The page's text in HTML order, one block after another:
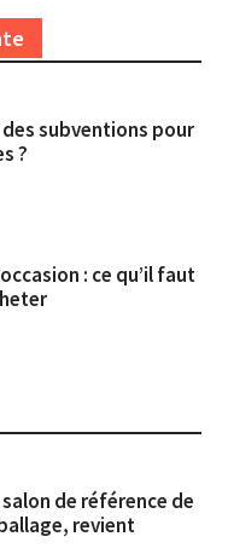
subventions pour
?
: ce qu’il faut
de référence de
revient